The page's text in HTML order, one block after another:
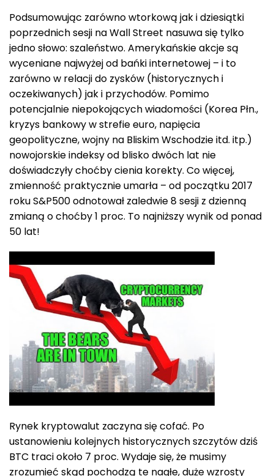
Podsumowując zarówno wtorkową jak i dziesiątki
poprzednich sesji na Wall Street nasuwa się tylko
jedno słowo: szaleństwo. Amerykańskie akcje są
wyceniane najwyżej od bańki internetowej – i to
zarówno w relacji do zysków (historycznych i
oczekiwanych) jak i przychodów. Pomimo
potencjalnie niepokojących wiadomości (Korea Płn.,
kryzys bankowy w strefie euro, napięcia
geopolityczne, wojny na Bliskim Wschodzie itd. itp.)
nowojorskie indeksy od blisko dwóch lat nie
doświadczyły choćby cienia korekty. Co więcej,
zmienność praktycznie umarła – od początku 2017
roku S&P500 odnotował zaledwie 8 sesji z dzienną
zmianą o choćby 1 proc. To najniższy wynik od ponad
50 lat!
Rynek kryptowalut zaczyna się cofać. Po
ustanowieniu kolejnych historycznych szczytów dziś
BTC traci około 7 proc. Wydaje się, że musimy
zrozumieć skąd pochodzą te nagłe, duże wzrosty